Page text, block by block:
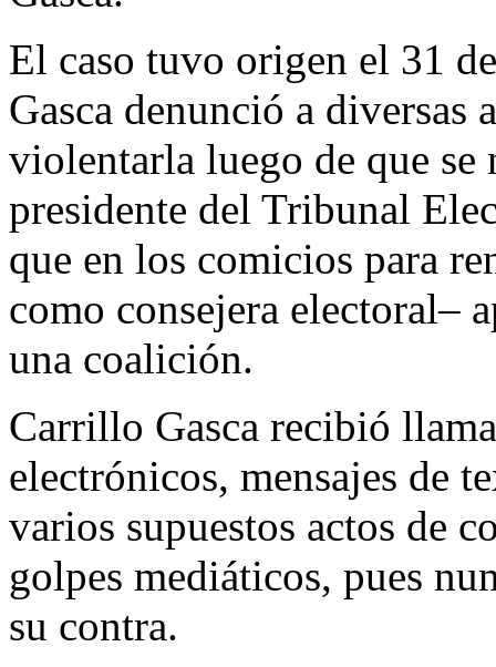
El caso tuvo origen el 31
Gasca denunció a diversas
violentarla luego de que
presidente del Tribunal
que en los comicios para
como consejera electoral–
una coalición.
Carrillo Gasca recibió
electrónicos, mensajes de
varios supuestos actos de
golpes mediáticos, pues
su contra.